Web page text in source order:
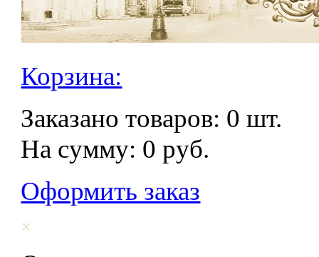
Корзина:
Заказано товаров: 0 шт.
На сумму: 0 руб.
Оформить заказ